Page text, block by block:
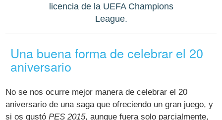
licencia de la UEFA Champions
League.
Una buena forma de celebrar el 20
aniversario
No se nos ocurre mejor manera de celebrar el 20
aniversario de una saga que ofreciendo un gran juego, y
si os gustóPES 2015, aunque fuera solo parcialmente,